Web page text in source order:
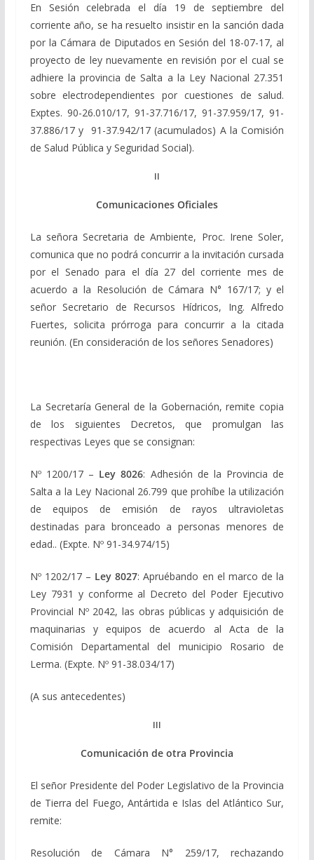
En Sesión celebrada el día 19 de septiembre del
corriente año, se ha resuelto insistir en la sanción dada
por la Cámara de Diputados en Sesión del 18-07-17, al
proyecto de ley nuevamente en revisión por el cual se
adhiere la provincia de Salta a la Ley Nacional 27.351
sobre electrodependientes por cuestiones de salud.
Exptes. 90-26.010/17, 91-37.716/17, 91-37.959/17, 91-
37.886/17 y 91-37.942/17 (acumulados) A la Comisión
de Salud Pública y Seguridad Social).
II
Comunicaciones Oficiales
La señora Secretaria de Ambiente, Proc. Irene Soler,
comunica que no podrá concurrir a la invitación cursada
por el Senado para el día 27 del corriente mes de
acuerdo a la Resolución de Cámara N° 167/17; y el
señor Secretario de Recursos Hídricos, Ing. Alfredo
Fuertes, solicita prórroga para concurrir a la citada
reunión. (En consideración de los señores Senadores)
La Secretaría General de la Gobernación, remite copia
de los siguientes Decretos, que promulgan las
respectivas Leyes que se consignan:
Nº 1200/17 – Ley 8026: Adhesión de la Provincia de
Salta a la Ley Nacional 26.799 que prohíbe la utilización
de equipos de emisión de rayos ultravioletas
destinadas para bronceado a personas menores de
edad.. (Expte. Nº 91-34.974/15)
Nº 1202/17 – Ley 8027: Apruébando en el marco de la
Ley 7931 y conforme al Decreto del Poder Ejecutivo
Provincial Nº 2042, las obras públicas y adquisición de
maquinarias y equipos de acuerdo al Acta de la
Comisión Departamental del municipio Rosario de
Lerma. (Expte. Nº 91-38.034/17)
(A sus antecedentes)
III
Comunicación de otra Provincia
El señor Presidente del Poder Legislativo de la Provincia
de Tierra del Fuego, Antártida e Islas del Atlántico Sur,
remite:
Resolución de Cámara N° 259/17, rechazando